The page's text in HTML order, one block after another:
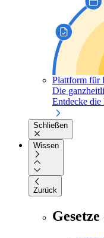
Plattform für
Die
Entdecke die
Schließen
Wissen
Zurück